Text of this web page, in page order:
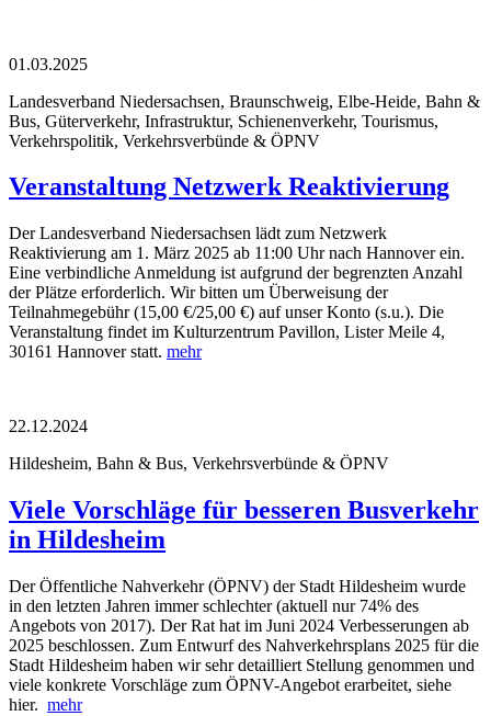
01.03.2025
Landesverband Niedersachsen, Braunschweig, Elbe-Heide, Bahn &
Bus, Güterverkehr, Infrastruktur, Schienenverkehr, Tourismus,
Verkehrspolitik, Verkehrsverbünde & ÖPNV
Veranstaltung Netzwerk Reaktivierung
Der Landesverband Niedersachsen lädt zum Netzwerk
Reaktivierung am 1. März 2025 ab 11:00 Uhr nach Hannover ein.
Eine verbindliche Anmeldung ist aufgrund der begrenzten Anzahl
der Plätze erforderlich. Wir bitten um Überweisung der
Teilnahmegebühr (15,00 €/25,00 €) auf unser Konto (s.u.). Die
Veranstaltung findet im Kulturzentrum Pavillon, Lister Meile 4,
30161 Hannover statt. mehr
22.12.2024
Hildesheim, Bahn & Bus, Verkehrsverbünde & ÖPNV
Viele Vorschläge für besseren Busverkehr
in Hildesheim
Der Öffentliche Nahverkehr (ÖPNV) der Stadt Hildesheim wurde
in den letzten Jahren immer schlechter (aktuell nur 74% des
Angebots von 2017). Der Rat hat im Juni 2024 Verbesserungen ab
2025 beschlossen. Zum Entwurf des Nahverkehrsplans 2025 für die
Stadt Hildesheim haben wir sehr detailliert Stellung genommen und
viele konkrete Vorschläge zum ÖPNV-Angebot erarbeitet, siehe
hier. mehr